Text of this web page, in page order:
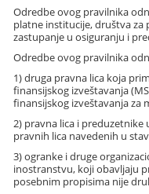
Odredbe ovog pravilnika
platne institucije, društva za
zastupanje u osiguranju i
Odredbe ovog pravilnika
1) druga pravna lica koja
finansijskog izveštavanja
finansijskog izveštavanja za
2) pravna lica i preduzetnike
pravnih lica navedenih u
3) ogranke i druge
inostranstvu, koji obavljaju
posebnim propisima nije